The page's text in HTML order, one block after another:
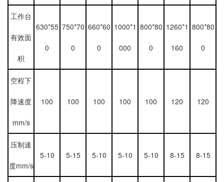
工作台
有效面
积
630*55
0
750*70
0
660*60
0
1000*1
000
800*80
0
1260*1
160
800*80
0
空程下
降速度
mm/s
100 100 100 100 100 120 120
压制速
度mm/s
5-10 5-15 5-10 5-10 5-10 8-15 8-15